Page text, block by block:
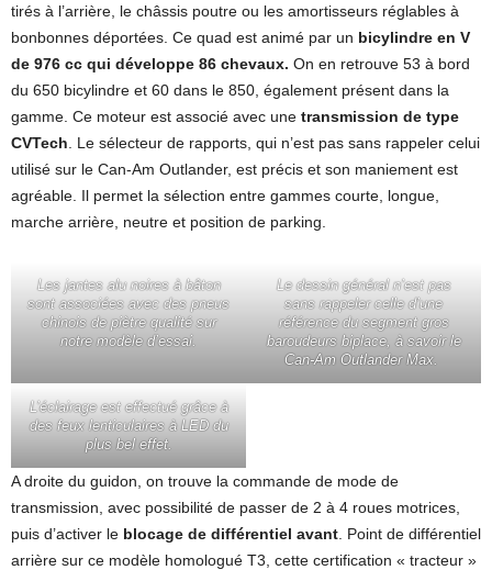
tirés à l’arrière, le châssis poutre ou les amortisseurs réglables à
bonbonnes déportées. Ce quad est animé par un bicylindre en V
de 976 cc qui développe 86 chevaux. On en retrouve 53 à bord
du 650 bicylindre et 60 dans le 850, également présent dans la
gamme. Ce moteur est associé avec une transmission de type
CVTech . Le sélecteur de rapports, qui n’est pas sans rappeler celui
utilisé sur le Can-Am Outlander, est précis et son maniement est
agréable. Il permet la sélection entre gammes courte, longue,
marche arrière, neutre et position de parking.
Les jantes alu noires à bâton
sont associées avec des pneus
chinois de piètre qualité sur
notre modèle d’essai.
Le dessin général n’est pas
sans rappeler celle d’une
référence du segment gros
baroudeurs biplace, à savoir le
Can-Am Outlander Max.
L’éclairage est effectué grâce à
des feux lenticulaires à LED du
plus bel effet.
A droite du guidon, on trouve la commande de mode de
transmission, avec possibilité de passer de 2 à 4 roues motrices,
puis d’activer le blocage de différentiel avant . Point de différentiel
arrière sur ce modèle homologué T3, cette certification « tracteur »